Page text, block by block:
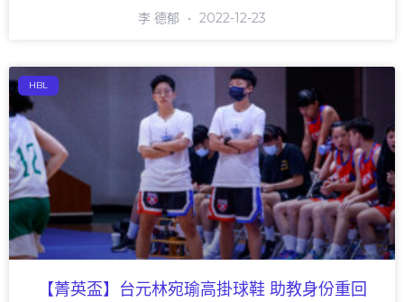
李 德郁 2022-12-23
HBL
【菁英盃】台元林宛瑜高掛球鞋 助教身份重回